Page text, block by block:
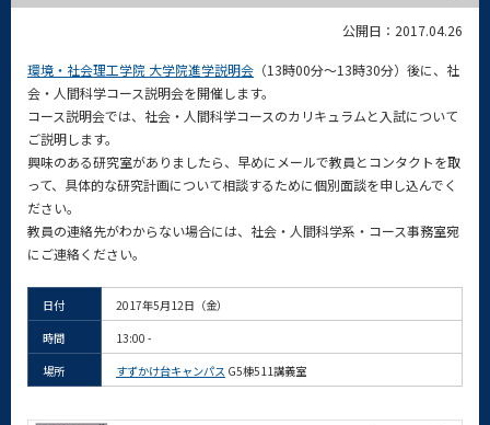
公開日：2017.04.26
環境・社会理工学院 大学院進学説明会 （13時00分～13時30分）後に、社
会・人間科学コース説明会を開催します。
コース説明会では、社会・人間科学コースのカリキュラムと入試について
ご説明します。
興味のある研究室がありましたら、早めにメールで教員とコンタクトを取
って、具体的な研究計画について相談するために個別面談を申し込んでく
ださい。
教員の連絡先がわからない場合には、社会・人間科学系・コース事務室宛
にご連絡ください。
日付
2017年5月12日（金）
時間
13:00 -
場所
すずかけ台キャンパス G5棟511講義室